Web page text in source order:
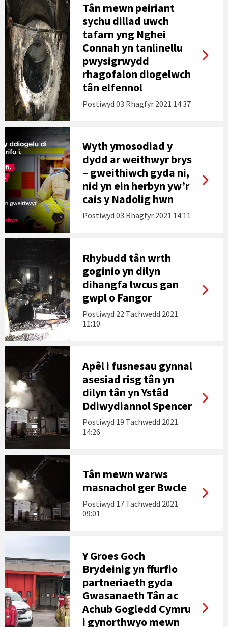
Tân mewn peiriant
sychu dillad uwch
tafarn yng Nghei
Connah yn tanlinellu
pwysigrwydd
rhagofalon diogelwch
tân elfennol
Postiwyd 03 Rhagfyr 2021 14:37
Wyth ymosodiad y
dydd ar weithwyr brys
– gweithiwch gyda ni,
nid yn ein herbyn yw’r
cais y Nadolig hwn
Postiwyd 03 Rhagfyr 2021 14:11
Rhybudd tân wrth
goginio yn dilyn
dihangfa lwcus gan
gwpl o Fangor
Postiwyd 22 Tachwedd 2021
11:10
Apêl i fusnesau gynnal
asesiad risg tân yn
dilyn tân yn Ystâd
Ddiwydiannol Spencer
Postiwyd 19 Tachwedd 2021
14:26
Tân mewn warws
masnachol ger Bwcle
Postiwyd 17 Tachwedd 2021
09:01
Y Groes Goch
Brydeinig yn ffurfio
partneriaeth gyda
Gwasanaeth Tân ac
Achub Gogledd Cymru
i gynorthwyo mewn